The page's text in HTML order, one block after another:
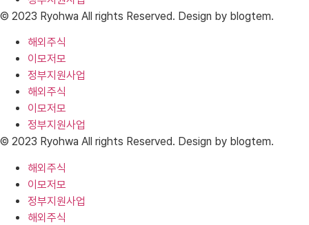
© 2023 Ryohwa All rights Reserved. Design by blogtem.
해외주식
이모저모
정부지원사업
해외주식
이모저모
정부지원사업
© 2023 Ryohwa All rights Reserved. Design by blogtem.
해외주식
이모저모
정부지원사업
해외주식